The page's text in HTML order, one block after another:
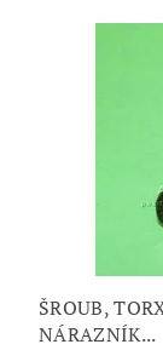
ŠROUB,
NÁRAZNÍK...